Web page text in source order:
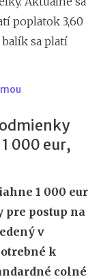
poplatok 3,60
sa platí
000 eur,
1 000 eur
pre postup na
v
k
colné